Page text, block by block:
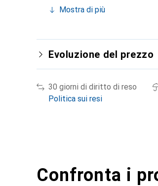
Mostra di più
Evoluzione del prezzo
30 giorni di diritto di reso
Politica sui resi
Confronta i